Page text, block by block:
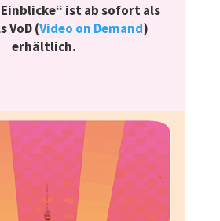
ist ab sofort als
VoD (Video on Demand)
erhältlich.